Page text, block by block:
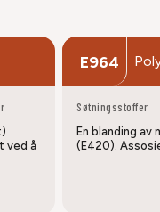
ved å
E964
Søtningsstoffer
En blanding
(E420).